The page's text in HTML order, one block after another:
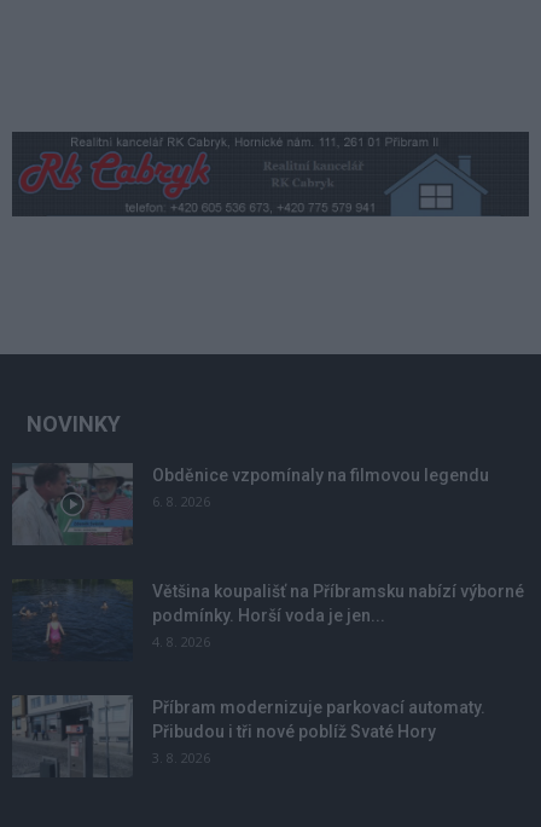
NOVINKY
Obděnice vzpomínaly na filmovou legendu
6. 8. 2026
Většina koupališť na Příbramsku nabízí výborné
podmínky. Horší voda je jen...
4. 8. 2026
Příbram modernizuje parkovací automaty.
Přibudou i tři nové poblíž Svaté Hory
3. 8. 2026